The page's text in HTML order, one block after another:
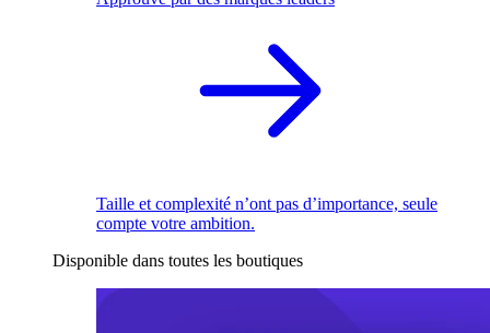
Taille et complexité n’ont pas d’importance, seule
compte votre ambition.
Disponible dans toutes les boutiques